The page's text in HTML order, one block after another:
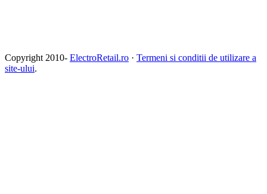
Copyright 2010- ElectroRetail.ro · Termeni si conditii de utilizare a
site-ului.